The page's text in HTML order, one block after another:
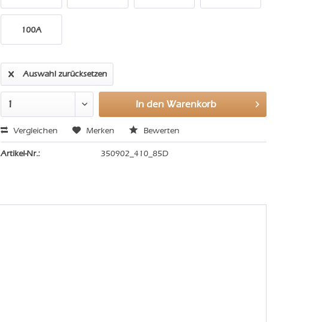
100A
Auswahl zurücksetzen
In den Warenkorb
Vergleichen Merken Bewerten
Artikel-Nr.: 350902_410_85D